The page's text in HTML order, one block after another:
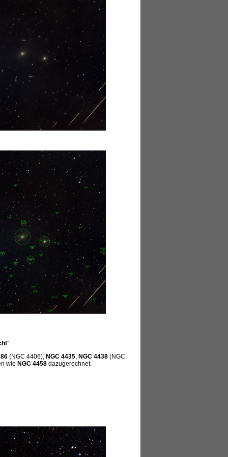
".
(NGC 4406), NGC 4435 NGC 4438 (NGC
wie NGC 4458 dazugerechnet.